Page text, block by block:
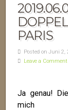
PARIS
Posted on Juni 2,
Leave a Comment
Ja genau!
mich